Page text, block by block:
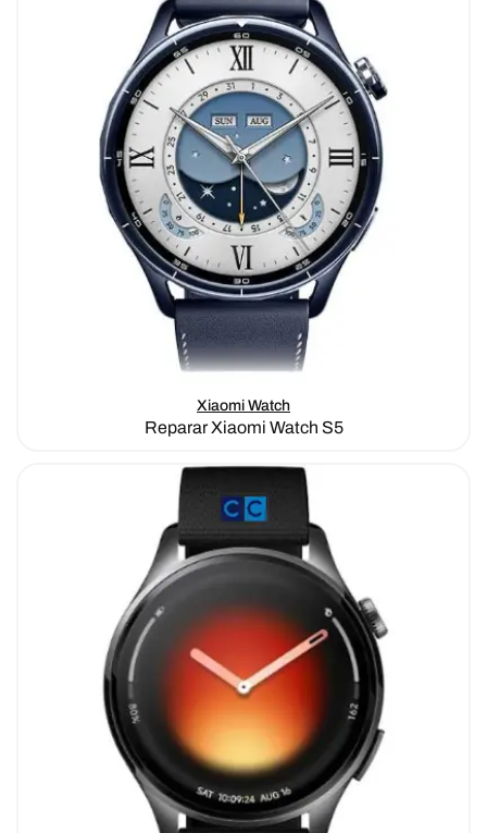
Xiaomi Watch
Reparar Xiaomi Watch S5